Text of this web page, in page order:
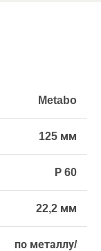
Metabo
125 мм
Р 60
22,2 мм
по металлу/